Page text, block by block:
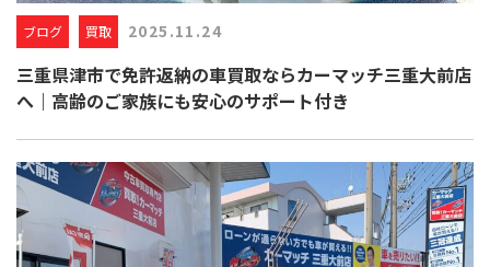
ブログ 買取 2025.11.24
三重県津市で免許返納の車買取ならカーマッチ三重大前店
へ｜高齢のご家族にも安心のサポート付き